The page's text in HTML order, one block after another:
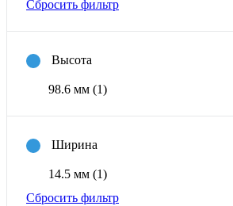
Сбросить фильтр
Высота
98.6 мм (1)
Ширина
14.5 мм (1)
Сбросить фильтр